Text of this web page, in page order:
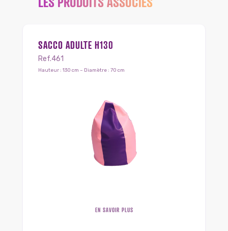
SACCO ADULTE H130
Ref.461
Hauteur : 130 cm – Diamètre : 70 cm
EN SAVOIR PLUS